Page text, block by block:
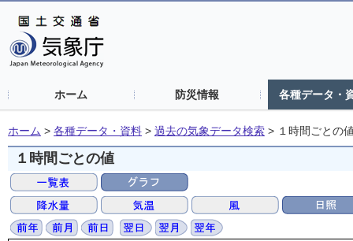
ホーム 防災情報 各種データ・
ホーム > 各種データ・資料 > 過去の気象データ検索 > １時間ごとの
１時間ごとの値